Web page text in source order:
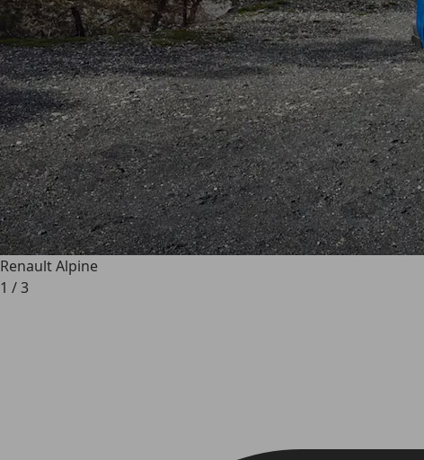
Renault Alpine
1 /3